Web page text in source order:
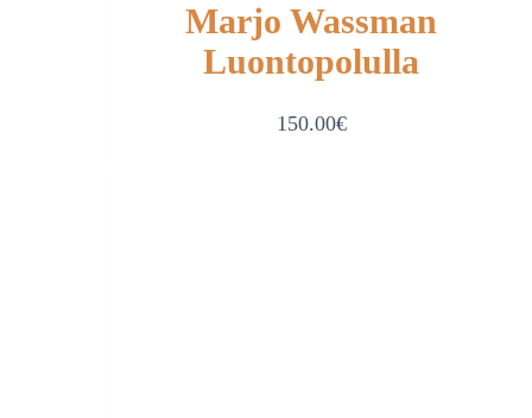
Marjo Wassman
Luontopolulla
150.00€